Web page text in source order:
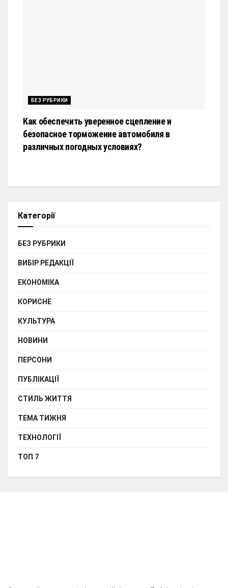
БЕЗ РУБРИКИ
Как обеспечить уверенное сцепление и
безопасное торможение автомобиля в
различных погодных условиях?
Категорії
БЕЗ РУБРИКИ
ВИБІР РЕДАКЦІЇ
ЕКОНОМІКА
КОРИСНЕ
КУЛЬТУРА
НОВИНИ
ПЕРСОНИ
ПУБЛІКАЦІЇ
СТИЛЬ ЖИТТЯ
ТЕМА ТИЖНЯ
ТЕХНОЛОГІЇ
ТОП 7